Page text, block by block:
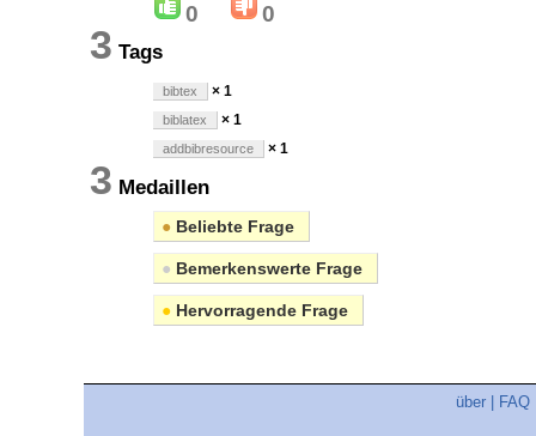
0 0
3 Tags
bibtex × 1
biblatex × 1
addbibresource × 1
3 Medaillen
● Beliebte Frage
● Bemerkenswerte Frage
● Hervorragende Frage
über FAQ